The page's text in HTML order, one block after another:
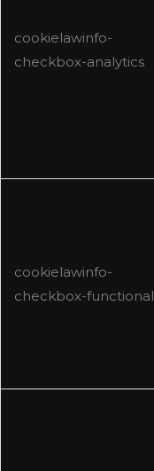
cookielawinfo-
checkbox-analytics
cookielawinfo-
checkbox-functional